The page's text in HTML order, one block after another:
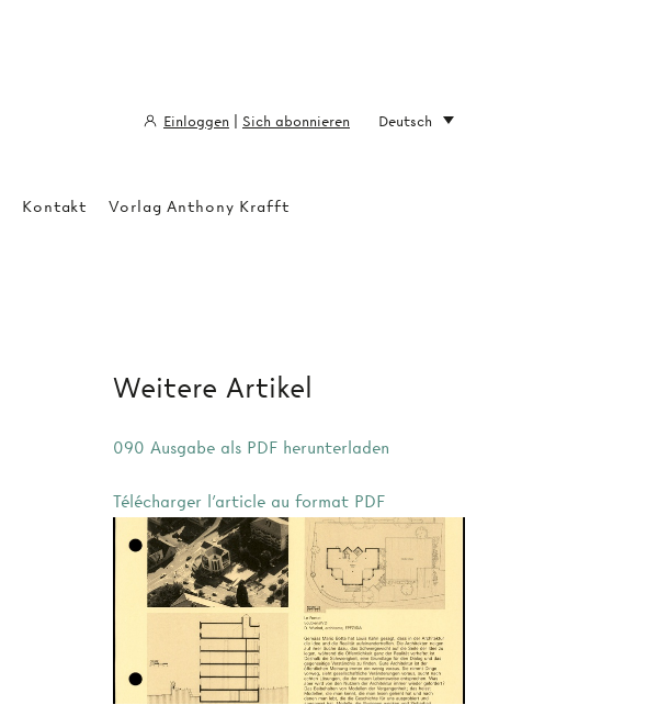
Weitere Artikel
090 Ausgabe als PDF herunterladen
Télécharger l'article au format PDF
Kontakt Vorlag Anthony Krafft
Einloggen Sich abonnieren Deutsch